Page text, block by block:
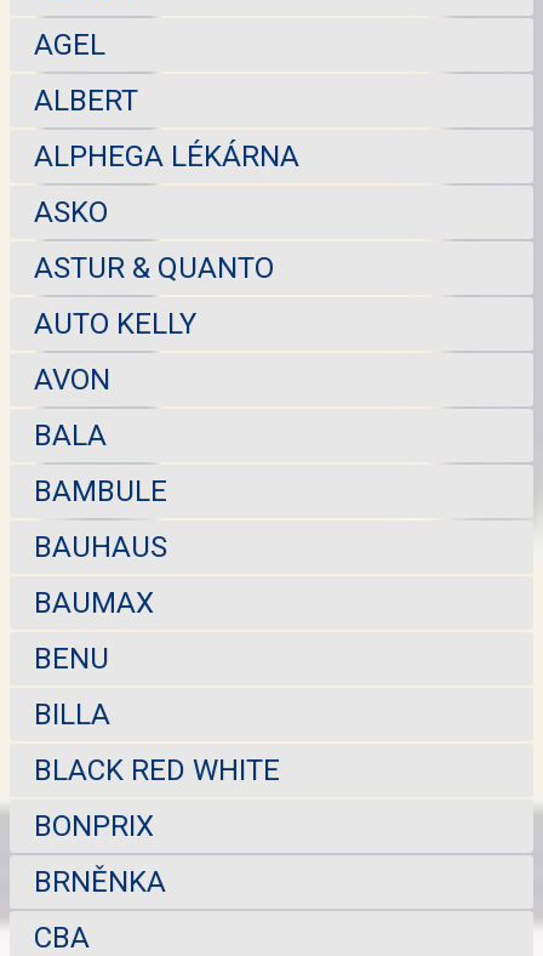
AGEL
ALBERT
ALPHEGA LÉKÁRNA
ASKO
ASTUR & QUANTO
AUTO KELLY
AVON
BALA
BAMBULE
BAUHAUS
BAUMAX
BENU
BILLA
BLACK RED WHITE
BONPRIX
BRNĚNKA
CBA